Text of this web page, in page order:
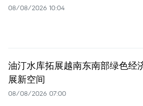
08/08/2026 10:04
油汀水库拓展越南东南部绿色经
展新空间
08/08/2026 07:00